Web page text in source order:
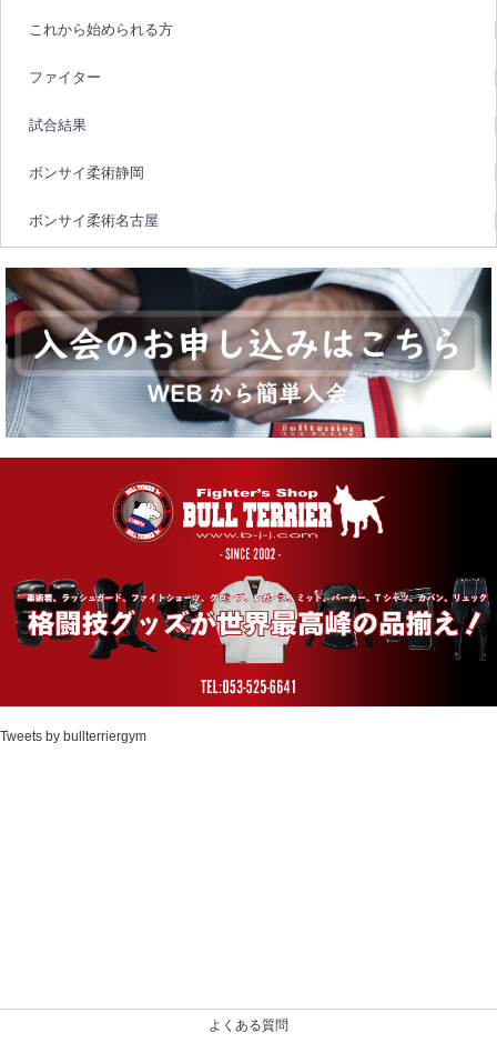
これから始められる方
ファイター
試合結果
ボンサイ柔術静岡
ボンサイ柔術名古屋
Tweets by bullterriergym
よくある質問